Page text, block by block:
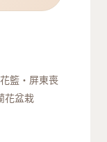
籃・屏東喪
花盆栽